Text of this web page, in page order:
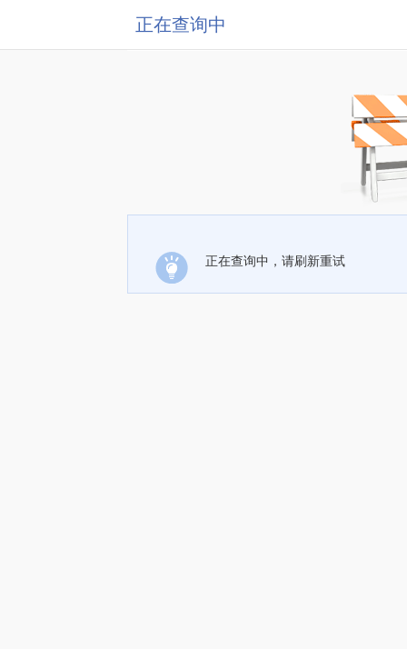
正在查询中
正在查询中，请刷新重试